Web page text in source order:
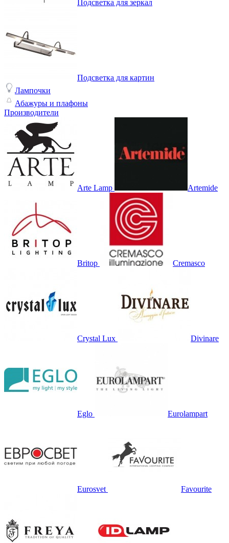
Подсветка для зеркал
Подсветка для картин
Лампочки
Абажуры и плафоны
Производители
Arte Lamp Artemide
Britop Cremasco
Crystal Lux Divinare
Eglo Eurolampart
Eurosvet Favourite